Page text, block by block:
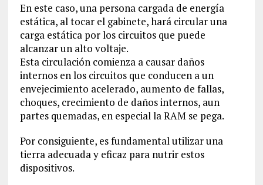
En este caso, una persona cargada de energía
estática, al tocar el gabinete, hará circular una
carga estática por los circuitos que puede
alcanzar un alto voltaje.
Esta circulación comienza a causar daños
internos en los circuitos que conducen a un
envejecimiento acelerado, aumento de fallas,
choques, crecimiento de daños internos, aun
partes quemadas, en especial la RAM se pega.
Por consiguiente, es fundamental utilizar una
tierra adecuada y eficaz para nutrir estos
dispositivos.